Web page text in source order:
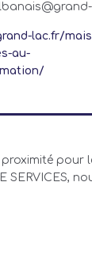
lac.fr/
au-
pour
SERVICES,